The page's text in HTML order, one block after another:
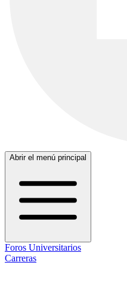
Abrir el menú principal
Foros Universitarios
Carreras